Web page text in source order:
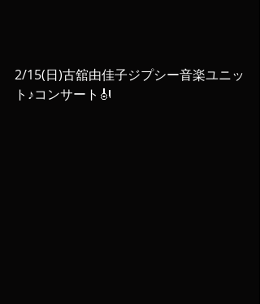
2/15(日)古舘由佳子ジプシー音楽ユニッ
ト♪コンサート🎻